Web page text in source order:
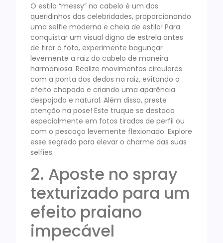
O estilo “messy” no cabelo é um dos
queridinhos das celebridades, proporcionando
uma selfie moderna e cheia de estilo! Para
conquistar um visual digno de estrela antes
de tirar a foto, experimente bagunçar
levemente a raiz do cabelo de maneira
harmoniosa. Realize movimentos circulares
com a ponta dos dedos na raiz, evitando o
efeito chapado e criando uma aparência
despojada e natural. Além disso, preste
atenção na pose! Este truque se destaca
especialmente em fotos tiradas de perfil ou
com o pescoço levemente flexionado. Explore
esse segredo para elevar o charme das suas
selfies.
2. Aposte no spray
texturizado para um
efeito praiano
impecável